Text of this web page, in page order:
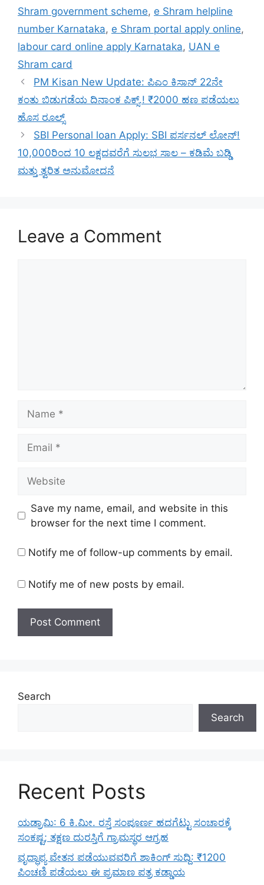
Shram government scheme, e Shram helpline
number Karnataka, e Shram portal apply online,
labour card online apply Karnataka, UAN e
Shram card
PM Kisan New Update: ಪಿಎಂ ಕಿಸಾನ್ 22ನೇ
ಕಂತು ಬಿಡುಗಡೆಯ ದಿನಾಂಕ ಪಿಕ್ಸ್.! ₹2000 ಹಣ ಪಡೆಯಲು
ಹೊಸ ರೂಲ್ಸ್
SBI Personal loan Apply: SBI ಪರ್ಸನಲ್ ಲೋನ್!
10,000ರಿಂದ 10 ಲಕ್ಷದವರೆಗೆ ಸುಲಭ ಸಾಲ – ಕಡಿಮೆ ಬಡ್ಡಿ
ಮತ್ತು ತ್ವರಿತ ಅನುಮೋದನೆ
Leave a Comment
Save my name, email, and website in this
browser for the next time I comment.
Notify me of follow-up comments by email.
Notify me of new posts by email.
Search
Search
Recent Posts
ಯಡ್ರಾಮಿ: 6 ಕಿ.ಮೀ. ರಸ್ತೆ ಸಂಪೂರ್ಣ ಹದಗೆಟ್ಟು ಸಂಚಾರಕ್ಕೆ
ಸಂಕಷ್ಟ; ತಕ್ಷಣ ದುರಸ್ತಿಗೆ ಗ್ರಾಮಸ್ಥರ ಆಗ್ರಹ
ವೃದ್ಧಾಪ್ಯ ವೇತನ ಪಡೆಯುವವರಿಗೆ ಶಾಕಿಂಗ್ ಸುದ್ದಿ: ₹1200
ಪಿಂಚಣಿ ಪಡೆಯಲು ಈ ಪ್ರಮಾಣ ಪತ್ರ ಕಡ್ಡಾಯ